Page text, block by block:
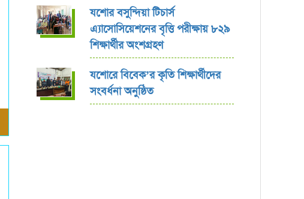
যশোর বসুন্দিয়া টিচার্স
এ্যাসোসিয়েশনের বৃত্তি পরীক্ষায় ৮২৯
শিক্ষার্থীর অংশগ্রহণ
যশোরে বিবেক’র কৃতি শিক্ষার্থীদের
সংবর্ধনা অনুষ্ঠিত